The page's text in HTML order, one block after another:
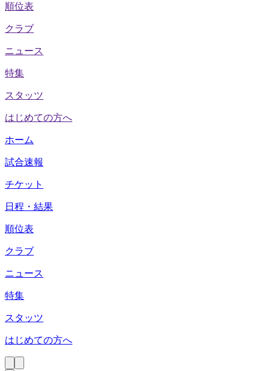
順位表
クラブ
ニュース
特集
スタッツ
はじめての方へ
ホーム
試合速報
チケット
日程・結果
順位表
クラブ
ニュース
特集
スタッツ
はじめての方へ